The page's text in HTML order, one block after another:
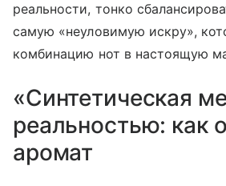
реальности, тонко
самую «неуловимую искру»,
комбинацию нот в настоящую
«Синтетическая
реальностью: как
аромат